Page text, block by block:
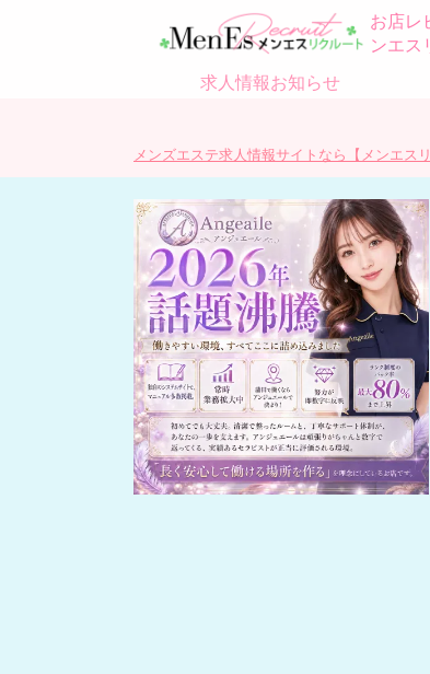
お店レ
ンエス
求人情報お知らせ
メンズエステ求人情報サイトなら【メンエス